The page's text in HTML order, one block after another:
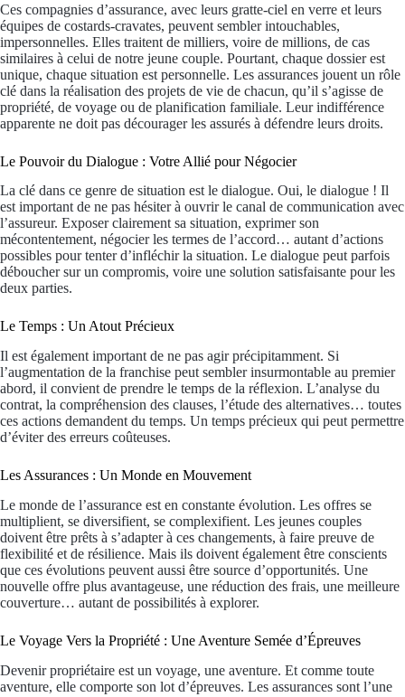
Ces compagnies d’assurance, avec leurs gratte-ciel en verre et leurs
équipes de costards-cravates, peuvent sembler intouchables,
impersonnelles. Elles traitent de milliers, voire de millions, de cas
similaires à celui de notre jeune couple. Pourtant, chaque dossier est
unique, chaque situation est personnelle. Les assurances jouent un rôle
clé dans la réalisation des projets de vie de chacun, qu’il s’agisse de
propriété, de voyage ou de planification familiale. Leur indifférence
apparente ne doit pas décourager les assurés à défendre leurs droits.
Le Pouvoir du Dialogue : Votre Allié pour Négocier
La clé dans ce genre de situation est le dialogue. Oui, le dialogue ! Il
est important de ne pas hésiter à ouvrir le canal de communication avec
l’assureur. Exposer clairement sa situation, exprimer son
mécontentement, négocier les termes de l’accord… autant d’actions
possibles pour tenter d’infléchir la situation. Le dialogue peut parfois
déboucher sur un compromis, voire une solution satisfaisante pour les
deux parties.
Le Temps : Un Atout Précieux
Il est également important de ne pas agir précipitamment. Si
l’augmentation de la franchise peut sembler insurmontable au premier
abord, il convient de prendre le temps de la réflexion. L’analyse du
contrat, la compréhension des clauses, l’étude des alternatives… toutes
ces actions demandent du temps. Un temps précieux qui peut permettre
d’éviter des erreurs coûteuses.
Les Assurances : Un Monde en Mouvement
Le monde de l’assurance est en constante évolution. Les offres se
multiplient, se diversifient, se complexifient. Les jeunes couples
doivent être prêts à s’adapter à ces changements, à faire preuve de
flexibilité et de résilience. Mais ils doivent également être conscients
que ces évolutions peuvent aussi être source d’opportunités. Une
nouvelle offre plus avantageuse, une réduction des frais, une meilleure
couverture… autant de possibilités à explorer.
Le Voyage Vers la Propriété : Une Aventure Semée d’Épreuves
Devenir propriétaire est un voyage, une aventure. Et comme toute
aventure, elle comporte son lot d’épreuves. Les assurances sont l’une